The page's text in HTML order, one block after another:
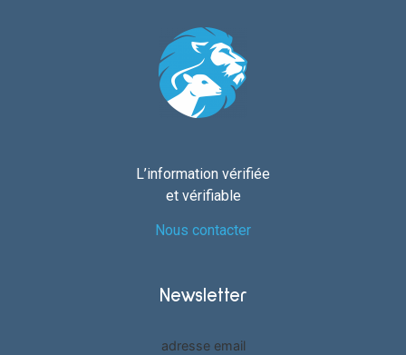
L’information vérifiée
et vérifiable
Nous contacter
Newsletter
adresse email